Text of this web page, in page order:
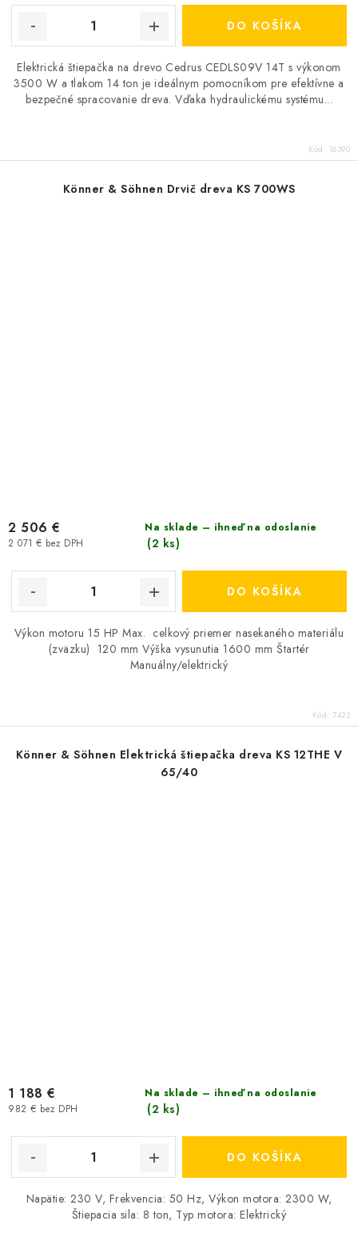
DO KOŠÍKA
Elektrická štiepačka na drevo Cedrus CEDLS09V 14T s výkonom
3500 W a tlakom 14 ton je ideálnym pomocníkom pre efektívne a
bezpečné spracovanie dreva. Vďaka hydraulickému systému...
Kód: 16390
Könner & Söhnen Drvič dreva KS 700WS
Na sklade – ihneď na odoslanie
(2 ks)
2 071 € bez DPH
2 506 €
DO KOŠÍKA
Výkon motoru 15 HP Max. celkový priemer nasekaného materiálu
(zväzku) 120 mm Výška vysunutia 1600 mm Štartér
Manuálny/elektrický
Kód: 7422
Könner & Söhnen Elektrická štiepačka dreva KS 12THE V
65/40
Na sklade – ihneď na odoslanie
(2 ks)
982 € bez DPH
1 188 €
DO KOŠÍKA
Napätie: 230 V, Frekvencia: 50 Hz, Výkon motora: 2300 W,
Štiepacia sila: 8 ton, Typ motora: Elektrický